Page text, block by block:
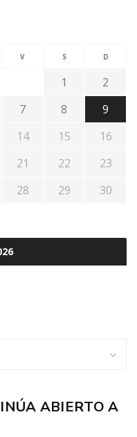
V S D
1
2
7 8
9
14 15
16
21 22
23
28 29
30
ABIERTO A